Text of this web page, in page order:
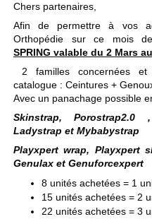
Chers partenaires,
Afin de permettre à vos
Orthopédie sur ce mois
SPRING valable du 2 Mars
2 familles concernées
catalogue : Ceintures +
Avec un panachage possible
Skinstrap, Porostrap2.0
Ladystrap et Mybabystrap
Playxpert wrap, Playxpert
Genulax et Genuforcexpert
8 unités achetées = 1
15 unités achetées = 2
22 unités achetées = 3